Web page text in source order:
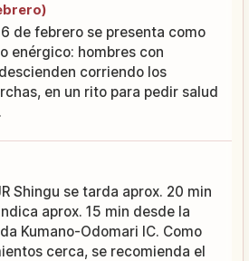
de febrero se presenta como
enérgico: hombres con
corriendo los
en un rito para pedir salud
Shingu se tarda aprox. 20 min
aprox. 15 min desde la
Kumano-Odomari IC. Como
cerca, se recomienda el